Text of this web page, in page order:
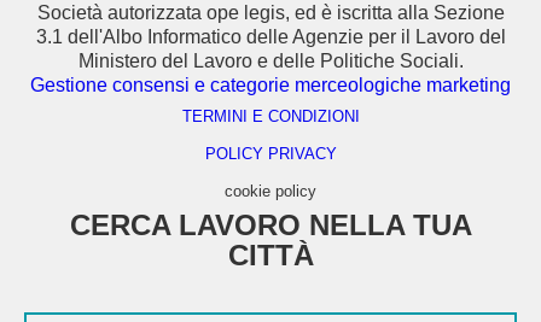
Società autorizzata ope legis, ed è iscritta alla Sezione
3.1 dell'Albo Informatico delle Agenzie per il Lavoro del
Ministero del Lavoro e delle Politiche Sociali.
Gestione consensi e categorie merceologiche marketing
TERMINI E CONDIZIONI
POLICY PRIVACY
cookie policy
CERCA LAVORO NELLA TUA
CITTÀ